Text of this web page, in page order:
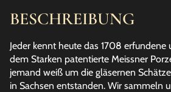
BESCHREIBUNG
Jeder kennt heute das 1708 erfundene
dem Starken patentierte Meissner
jemand weiß um die gläsernen
in Sachsen entstanden. Wir sammeln